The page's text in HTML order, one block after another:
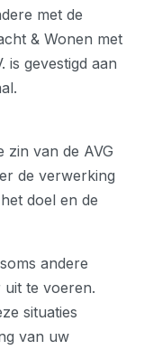
met de
& Wonen met
is gevestigd aan
zin van de AVG
de verwerking
doel en de
andere
uit te voeren.
situaties
van uw